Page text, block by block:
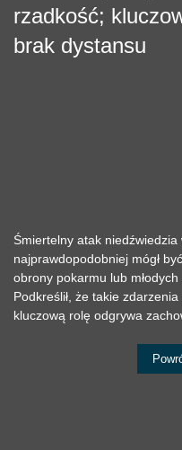
rzadkość;
brak dystansu
Śmiertelny atak niedźwiedzia
najprawdopodobniej mógł
obrony pokarmu lub
Podkreślił, że takie
kluczową rolę odgrywa